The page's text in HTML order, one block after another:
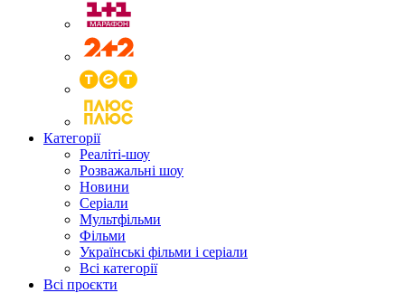
Категорії
Реаліті-шоу
Розважальні шоу
Новини
Серіали
Мультфільми
Фільми
Українські фільми і серіали
Всі категорії
Всі проєкти